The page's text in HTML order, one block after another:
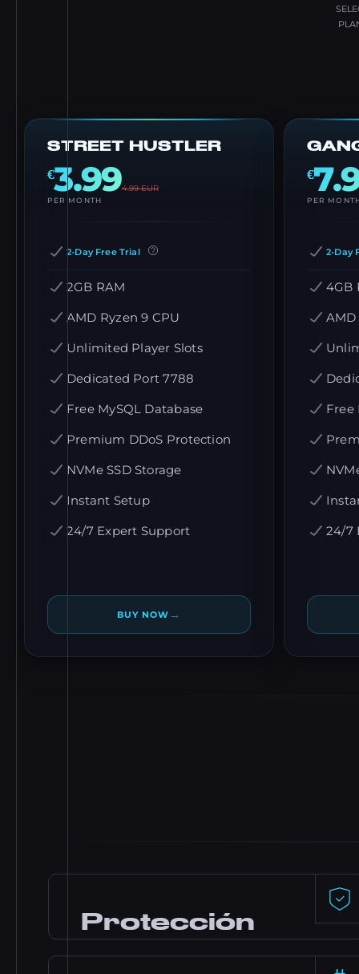
STREET HUSTLER
€3.994.99EUR
PER MONTH
2-Day Free Trial
2GB RAM
AMD Ryzen 9 CPU
Unlimited Player Slots
Dedicated Port 7788
Free MySQL Database
Premium DDoS Protection
NVMe SSD Storage
Instant Setup
24/7 Expert Support
BUY NOW →
€
PER
2-Day
4GB
AMD
Free
24/7
Protección
DDoS